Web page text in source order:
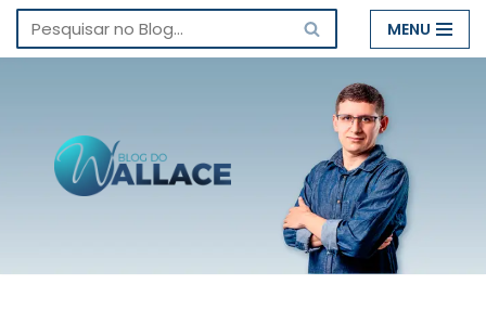
Pular
conteúdo
MENU